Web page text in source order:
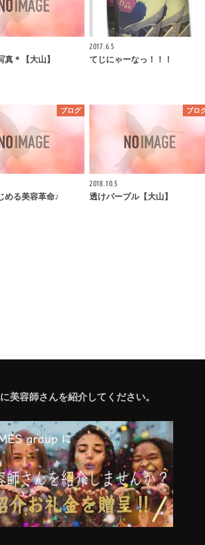
真＊【大山】
2017.6.5
てじにゃーなっ！！！
ブログ
める美容革命♪
ブロ
2018.10.5
透けパープル【大山】
美容師さんを紹介してください。